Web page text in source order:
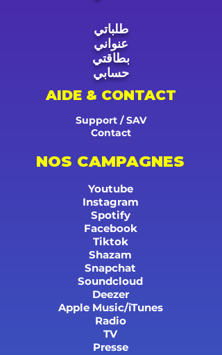
طلباتي
عنواني
بطاقتي
حسابي
AIDE & CONTACT
Support / SAV
Contact
NOS CAMPAGNES
Youtube
Instagram
Spotify
Facebook
Tiktok
Shazam
Snapchat
Soundcloud
Deezer
Apple Music/iTunes
Radio
TV
Presse